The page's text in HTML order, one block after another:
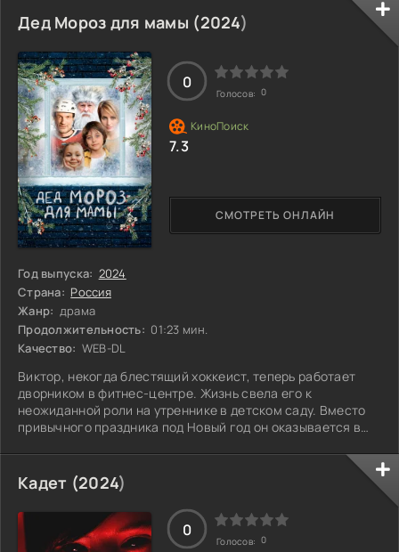
напряжение в воздухе осязаемо. Дарси погружается в
тёмные тайны прошлого, пытаясь разгадать загадку. Но
чем глубже она погружается, тем больше становится
ясным, что ещё не все готовы раскрыть своё
Дед Мороз для мамы (2024)
Год выпуска: 2024
Страна: Россия
Жанр: драма
Продолжительность: 01:23 мин.
Качество: WEB-DL
Виктор, некогда блестящий хоккеист, теперь работает
дворником в фитнес-центре. Жизнь свела его к
неожиданной роли на утреннике в детском саду. Вместо
привычного праздника под Новый год он оказывается в
встреча с маленькой девочкой, которая искренне верит в
чудеса и надеется на исцеление своей тяжело больной
мамы, трогает его до глубины души. Виктор, почувствовав
всю тяжесть ситуации, не может оставить её без ответа и
обещает девочке, что он
СМОТРЕТЬ ОНЛАЙН
0
Голосов: 0
7.3
Кадет (2024)
0
Голосов: 0